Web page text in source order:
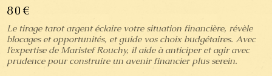
80€
Le tirage tarot argent éclaire votre situation financière, révèle
blocages et opportunités, et guide vos choix budgétaires. Avec
l’expertise de Maristef Rouchy, il aide à anticiper et agir avec
prudence pour construire un avenir financier plus serein.